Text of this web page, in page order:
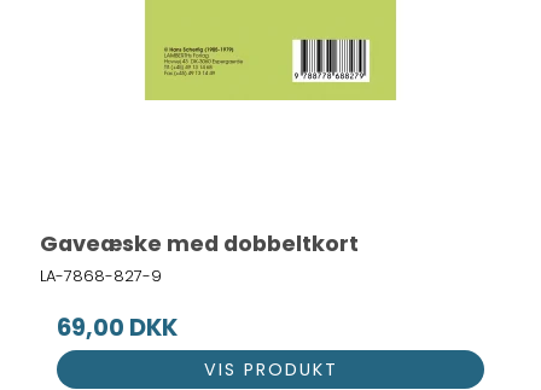
Gaveæske med dobbeltkort
LA-7868-827-9
69,00 DKK
VIS PRODUKT